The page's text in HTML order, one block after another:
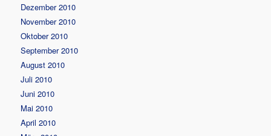
Dezember 2010
November 2010
Oktober 2010
September 2010
August 2010
Juli 2010
Juni 2010
Mai 2010
April 2010